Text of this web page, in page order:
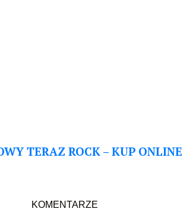
TERAZ ROCK – KUP ONLINE
KOMENTARZE